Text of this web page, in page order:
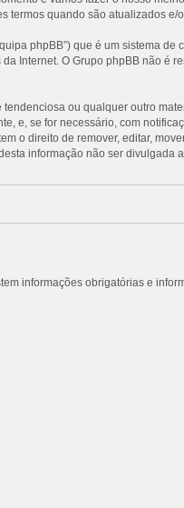
termos quando são atualizados e/
phpBB”) que é um sistema
Internet. O Grupo phpBB não
ou qualquer outro
e, se for necessário, com
o direito de remover, editar,
informação não ser divulgada
informações obrigatórias e